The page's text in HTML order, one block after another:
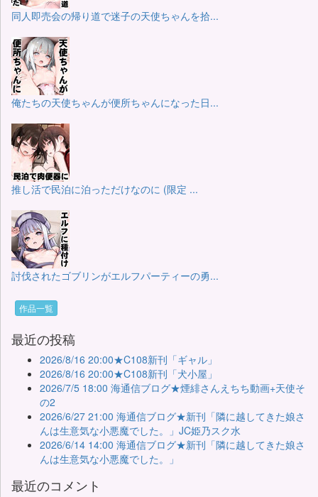
同人即売会の帰り道で迷子の天使ちゃんを拾...
俺たちの天使ちゃんが便所ちゃんになった日...
推し活で民泊に泊っただけなのに (限定 ...
討伐されたゴブリンがエルフパーティーの勇...
作品一覧
最近の投稿
2026/8/16 20:00★C108新刊「ギャル」
2026/8/16 20:00★C108新刊「犬小屋」
2026/7/5 18:00 海通信ブログ★煙緋さんえちち動画+天使そ
の2
2026/6/27 21:00 海通信ブログ★新刊「隣に越してきた娘さ
んは生意気な小悪魔でした。」JC姫乃スク水
2026/6/14 14:00 海通信ブログ★新刊「隣に越してきた娘さ
んは生意気な小悪魔でした。」
最近のコメント